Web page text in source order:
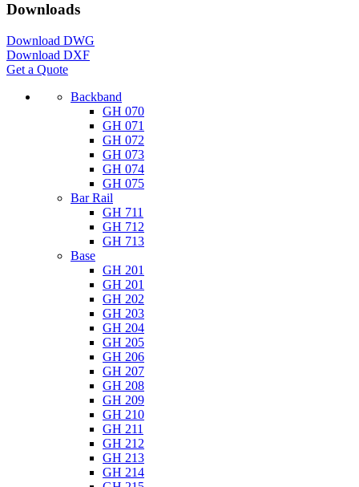
Downloads
Download DWG
Download DXF
Get a Quote
Backband
GH 070
GH 071
GH 072
GH 073
GH 074
GH 075
Bar Rail
GH 711
GH 712
GH 713
Base
GH 201
GH 201
GH 202
GH 203
GH 204
GH 205
GH 206
GH 207
GH 208
GH 209
GH 210
GH 211
GH 212
GH 213
GH 214